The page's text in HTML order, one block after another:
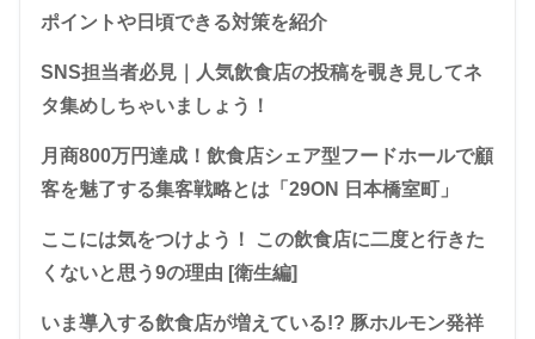
ポイントや日頃できる対策を紹介
SNS担当者必見｜人気飲食店の投稿を覗き見してネ
タ集めしちゃいましょう！
月商800万円達成！飲食店シェア型フードホールで顧
客を魅了する集客戦略とは「29ON 日本橋室町」
ここには気をつけよう！ この飲食店に二度と行きた
くないと思う9の理由 [衛生編]
いま導入する飲食店が増えている!? 豚ホルモン発祥